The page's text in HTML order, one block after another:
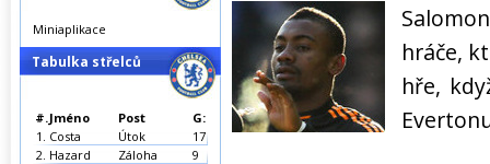
hráče,
hře,
Miniaplikace
Tabulka střelců
#.Jméno Post
G:
1. Costa Útok
17
2. Hazard Záloha
9